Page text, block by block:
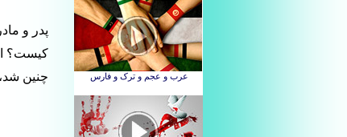
پدر و
کیست؟
چنین